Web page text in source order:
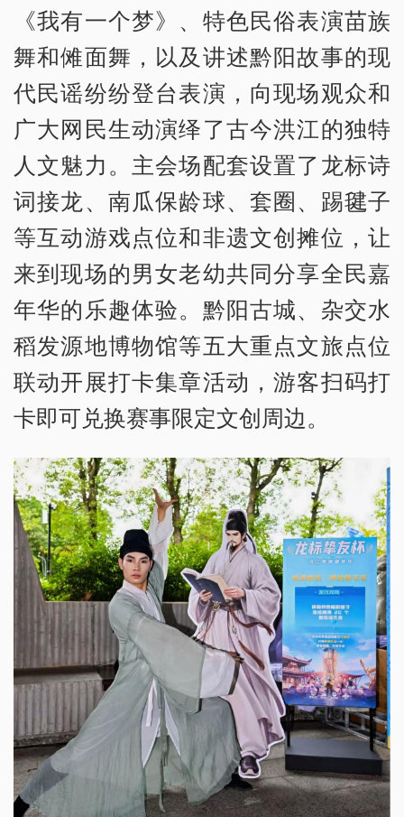
《我有一个梦》、特色民俗表演苗族
舞和傩面舞，以及讲述黔阳故事的现
代民谣纷纷登台表演，向现场观众和
广大网民生动演绎了古今洪江的独特
人文魅力。主会场配套设置了龙标诗
词接龙、南瓜保龄球、套圈、踢毽子
等互动游戏点位和非遗文创摊位，让
来到现场的男女老幼共同分享全民嘉
年华的乐趣体验。黔阳古城、杂交水
稻发源地博物馆等五大重点文旅点位
联动开展打卡集章活动，游客扫码打
卡即可兑换赛事限定文创周边。